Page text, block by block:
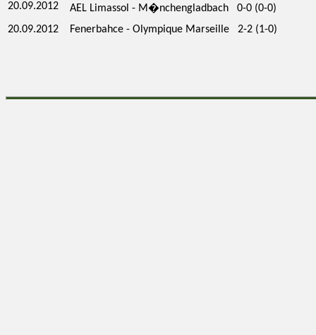
20.09.2012
AEL Limassol - M�nchengladbach 0-0 (0-0)
20.09.2012
Fenerbahce - Olympique Marseille 2-2 (1-0)